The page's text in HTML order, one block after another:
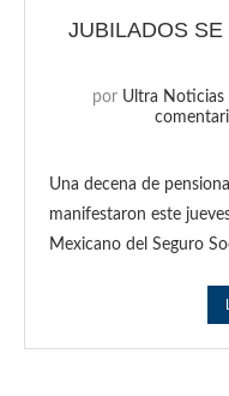
JUBILADOS
por Ultra Noticias
Una decena de
manifestaron este
Mexicano del Seguro